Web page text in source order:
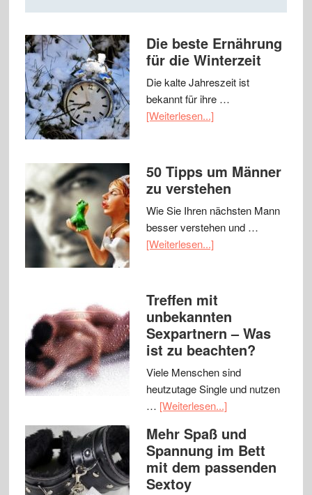
Die beste Ernährung
für die Winterzeit
Die kalte Jahreszeit ist
bekannt für ihre …
[Weiterlesen...]
50 Tipps um Männer
zu verstehen
Wie Sie Ihren nächsten Mann
besser verstehen und …
[Weiterlesen...]
Treffen mit
unbekannten
Sexpartnern – Was
ist zu beachten?
Viele Menschen sind
heutzutage Single und nutzen
… [Weiterlesen...]
Mehr Spaß und
Spannung im Bett
mit dem passenden
Sextoy